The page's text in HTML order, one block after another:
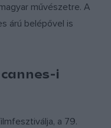
művészetre. A
árú belépővel is
i
a 79.